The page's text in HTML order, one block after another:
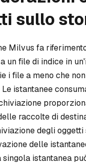
sullo
Milvus fa
un file di indice in
i file a meno che
istantanee
raccolte di
degli
delle
singola istantanea